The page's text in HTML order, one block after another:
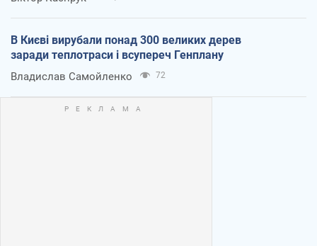
В Києві вирубали понад 300 великих дерев
заради теплотраси і всупереч Генплану
Владислав Самойленко 72